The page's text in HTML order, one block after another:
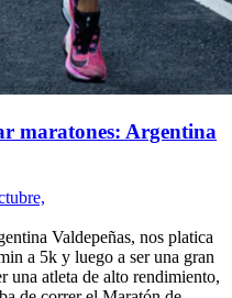
maratones: Argentina
Valdepeñas, nos platica
a 5k y luego a ser una gran
una atleta de alto rendimiento,